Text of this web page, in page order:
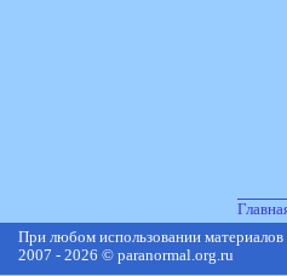
При любом использовании материалов
2007 - 2026 © paranormal.org.ru